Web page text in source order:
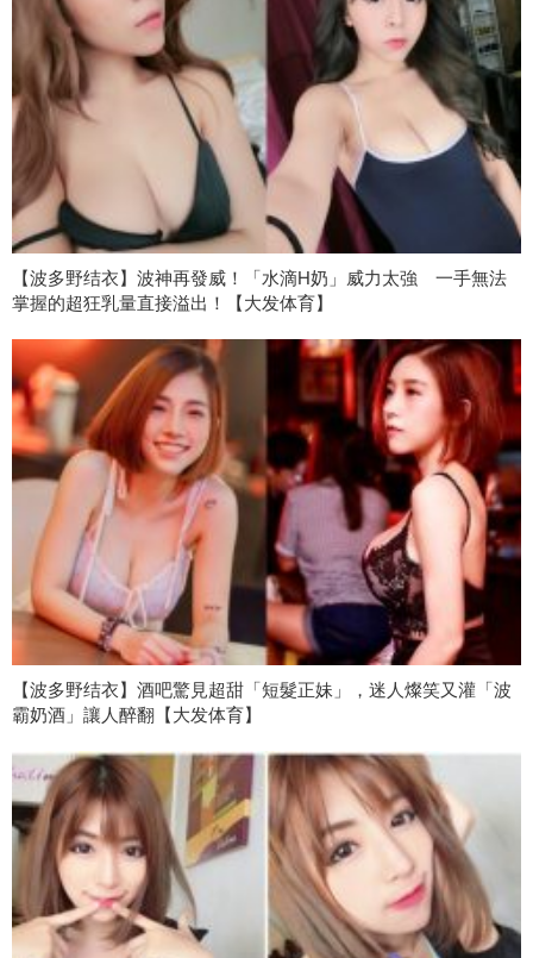
【波多野结衣】波神再發威！「水滴H奶」威力太強 一手無法
掌握的超狂乳量直接溢出！【大发体育】
【波多野结衣】酒吧驚見超甜「短髮正妹」，迷人燦笑又灌「波
霸奶酒」讓人醉翻【大发体育】